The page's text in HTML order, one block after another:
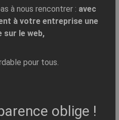
à nous rencontrer : avec
à votre entreprise une
sur le web,
pour tous.
oblige !